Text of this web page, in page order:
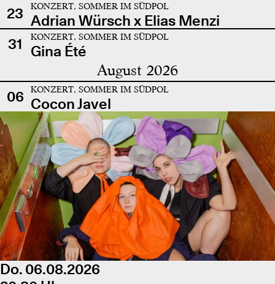
23
KONZERT, SOMMER IM SÜDPOL
Adrian Würsch x Elias Menzi
31
KONZERT, SOMMER IM SÜDPOL
Gina Été
August 2026
06 KONZERT, SOMMER IM SÜDPOL
Cocon Javel
Do. 06.08.2026